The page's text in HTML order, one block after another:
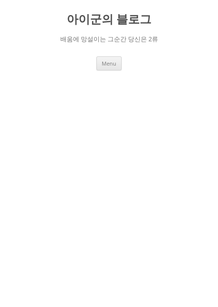
아이군의 블로그
배움에 망설이는 그순간 당신은 2류
Menu